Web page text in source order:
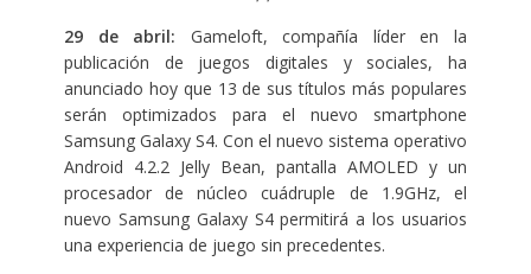
29 de abril: Gameloft, compañía líder en la
publicación de juegos digitales y sociales, ha
anunciado hoy que 13 de sus títulos más populares
serán optimizados para el nuevo smartphone
Samsung Galaxy S4. Con el nuevo sistema operativo
Android 4.2.2 Jelly Bean, pantalla AMOLED y un
procesador de núcleo cuádruple de 1.9GHz, el
nuevo Samsung Galaxy S4 permitirá a los usuarios
una experiencia de juego sin precedentes.